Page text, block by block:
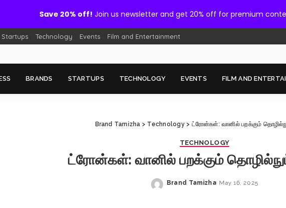
Save 20% off! Join us newsletter and get 20% off for premium
Startups Technology Events Film and Entertainment
BRANDS STARTUPS TECHNOLOGY EVENTS FILM AND
Brand Tamizha > Technology> ட்ரோன்கள்: வானில் பறக்கும்
TECHNOLOGY
ட்ரோன்கள்: வானில் பறக்கும்
Posted
Brand Tamizha May 16, 2025